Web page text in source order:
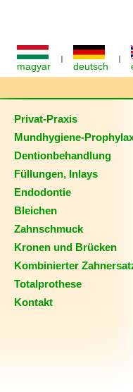
magyar
I
deutsch
I
Privat-Praxis
Mundhygiene-
Dentionbehandlung
Füllungen, Inlays
Endodontie
Bleichen
Zahnschmuck
Kronen und Brücken
Kombinierter
Totalprothese
Kontakt